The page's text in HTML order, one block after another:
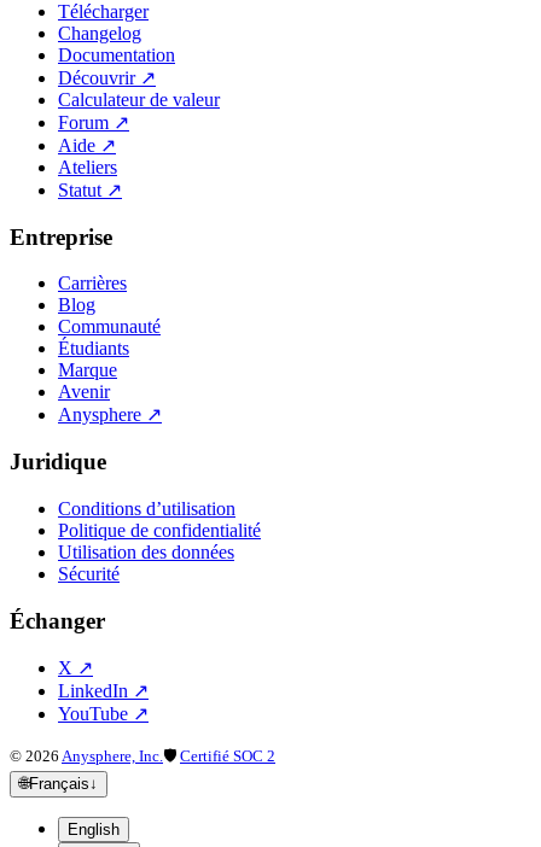
Télécharger
Changelog
Documentation
Découvrir↗
Calculateur de valeur
Forum ↗
Aide ↗
Ateliers
Statut ↗
Entreprise
Carrières
Blog
Communauté
Étudiants
Marque
Avenir
Anysphere ↗
Juridique
Conditions d’utilisation
Politique de confidentialité
Utilisation des données
Sécurité
Échanger
X ↗
LinkedIn ↗
YouTube ↗
© 2026 Anysphere, Inc.🛡 Certifié SOC 2
🌐Français↓
English